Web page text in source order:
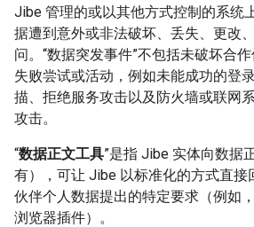
Jibe 管理的或以其他方式控制的系统
据遭到意外或非法破坏、丢失、更改
问。“数据突发事件”不包括未破坏合
失败尝试或活动，例如未能成功的登
描、拒绝服务攻击以及防火墙或联网
攻击。
“数据正文工具”是指 Jibe 实体向数据
有），可让 Jibe 以标准化的方式直接
伙伴个人数据提出的特定要求（例如
浏览器插件）。